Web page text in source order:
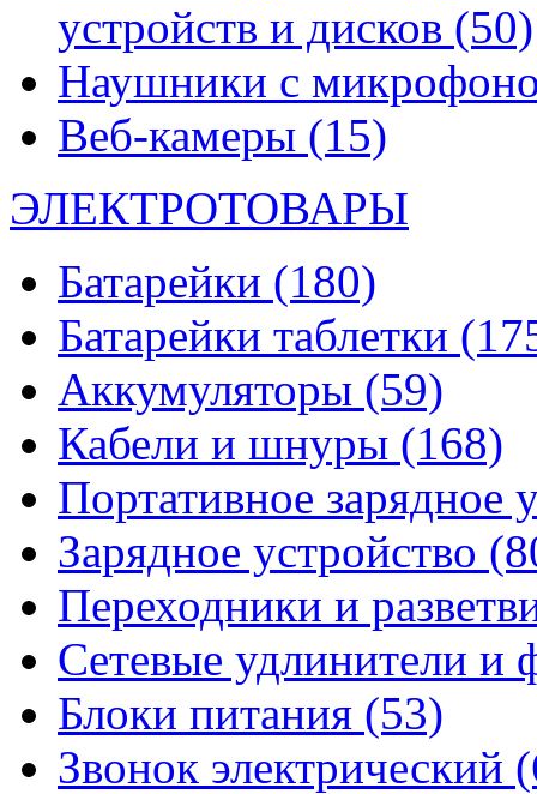
устройств и дисков (50)
Наушники с
Веб-камеры (15)
ЭЛЕКТРОТОВАРЫ
Батарейки (180)
Батарейки таблетки
Аккумуляторы (59)
Кабели и шнуры (168)
Портативное зарядное
Зарядное устройство
Переходники и
Сетевые удлинители и
Блоки питания (53)
Звонок электрический